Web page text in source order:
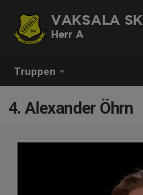
Truppen
VAKSALA SK
Herr A
4. Alexander Öhrn